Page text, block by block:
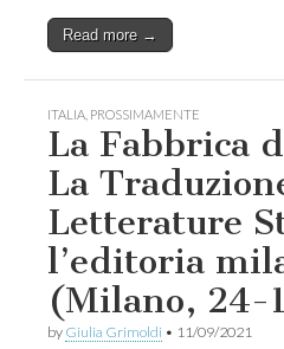
Read more →
ITALIA PROSSIMAMENTE
La Fabbrica
La
Letterature
l’editoria
(Milano, 24-
by Giulia Grimoldi • 11/09/2021